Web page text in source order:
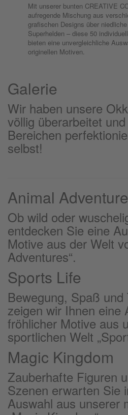
Mit unserer bunten CREATIVE
aufregende Mischung aus
grafischen Designs über
Superhelden – diese 50
bieten eine unvergleichliche
originellen Motiven.
Galerie
Wir haben unsere
völlig überarbeitet
Bereichen
selbst!
Animal
Ob wild oder
entdecken Sie eine
Motive aus der Welt
Adventures“.
Sports Life
Bewegung, Spaß
zeigen wir Ihnen eine
fröhlicher Motive aus
sportlichen Welt
Magic Kingdom
Zauberhafte Figuren
Szenen erwarten Sie
Auswahl aus unserer